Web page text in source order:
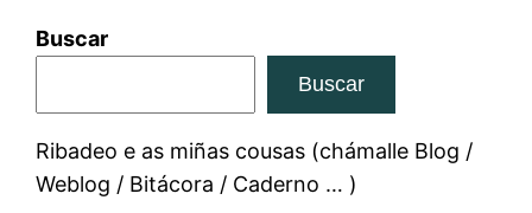
Buscar
Buscar
Ribadeo e as miñas cousas (chámalle Blog /
Weblog / Bitácora / Caderno … )